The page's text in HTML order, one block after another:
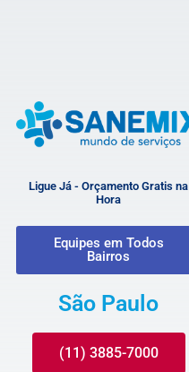
Ligue Já - Orçamento Gratis na
Hora
Equipes em Todos
Bairros
São Paulo
(11) 3885-7000